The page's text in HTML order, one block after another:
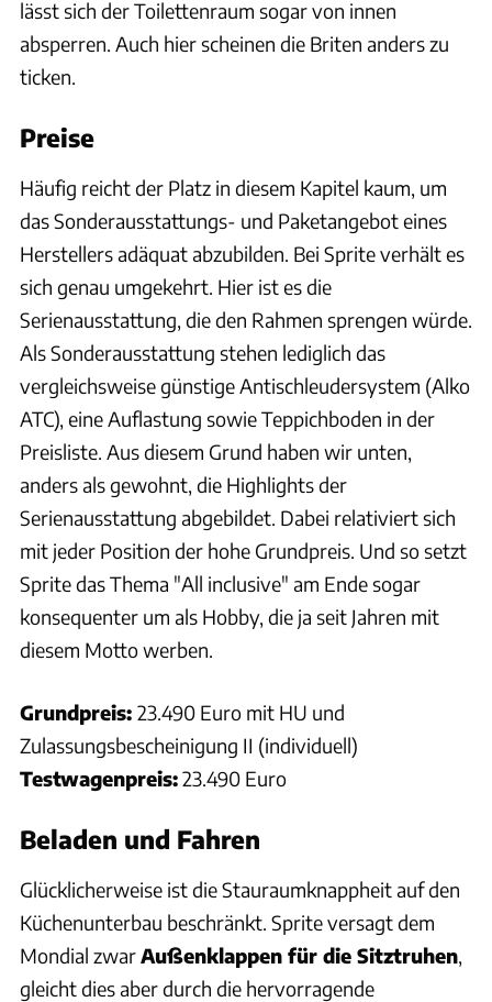
lässt sich der Toilettenraum sogar von innen
absperren. Auch hier scheinen die Briten anders zu
ticken.
Preise
Häufig reicht der Platz in diesem Kapitel kaum, um
das Sonderausstattungs- und Paketangebot eines
Herstellers adäquat abzubilden. Bei Sprite verhält es
sich genau umgekehrt. Hier ist es die
Serienausstattung, die den Rahmen sprengen würde.
Als Sonderausstattung stehen lediglich das
vergleichsweise günstige Antischleudersystem (Alko
ATC), eine Auflastung sowie Teppichboden in der
Preisliste. Aus diesem Grund haben wir unten,
anders als gewohnt, die Highlights der
Serienausstattung abgebildet. Dabei relativiert sich
mit jeder Position der hohe Grundpreis. Und so setzt
Sprite das Thema "All inclusive" am Ende sogar
konsequenter um als Hobby, die ja seit Jahren mit
diesem Motto werben.
Grundpreis: 23.490 Euro mit HU und
Zulassungsbescheinigung II (individuell)
Testwagenpreis:23.490 Euro
Beladen und Fahren
Glücklicherweise ist die Stauraumknappheit auf den
Küchenunterbau beschränkt. Sprite versagt dem
Mondial zwarAußenklappen für die Sitztruhen,
gleicht dies aber durch die hervorragende